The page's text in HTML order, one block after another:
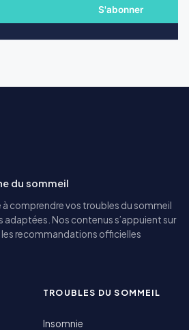
S'abonner
du sommeil
comprendre vos troubles du sommeil
adaptées. Nos contenus s’appuient sur
recommandations officielles
TROUBLES DU SOMMEIL
Insomnie